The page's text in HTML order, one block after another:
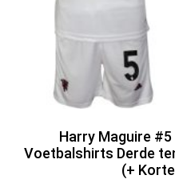
Harry Maguire
Voetbalshirts Derde
(+